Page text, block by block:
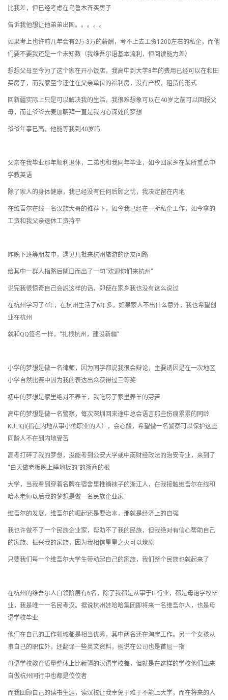
比我差，但已经考虑在乌鲁木齐买房子
告诉我他想让他弟弟出国。。。。。
如果考上也许前几年会有2万-3万的薪酬，考不上去工资1200左右的私企，而他
们要不要我还是一个未知数（我维吾尔语基本流利，但阅读能力差）
想想父母至今为了这个家在开小饭店，我高中到大学8年的费用已经可以在和田
买房子，而我家至今还住在父亲单位的福利房，没有产权，租赁的形式
回新疆实际上只是可以解决我的生活，我很难想象可以在40岁之前可以回报父
母，而让爷爷去麦加朝拜一直是我内心深处的梦想
爷爷年事已高，他能等我到40岁吗
父亲在我毕业那年顺利退休，二弟也和我同年毕业，如今回家乡在某所重点中
学教英语
除了家人的身体健康，我已经没有任何后顾之忧，我决定留在内地
在维吾尔在线一名汉族大哥的推荐下，如今我已经在一所私企工作，如今拿的
工资和我父亲退休工资持平
昨晚下班等朋友中，遇见几批来杭州旅游的朋友问路
给其中一群人指路后随口而出了一句“欢迎你们来杭州”
说完我很惊奇自己会説这样的话，即使在家乡我也没有这么说过
在杭州学习了4年，在杭州生活了6年多，如果家人不出什么意外，我也希望创
业在杭州
就和QQ签名一样，“扎根杭州，建设新疆”
小学的梦想是做一名律师，因为同学都说我很会辩论，主要诱因是在一次地区
小学自然比赛中因为我的表达出众获得过三等奖
初中的梦想是家里绝对不养羊，我吃尽了家里养羊的劳苦
高中的梦想是做一名警察，每次深圳回来途中总会语言那些伤痕累累的同龄
KULIQI(指在内地从事小偷职业的人），会心酸，希望做一名警察可以保护这些
同龄人不在到内地受苦
高考打碎了我的梦想，没能考到公安大学或中南财经政法的治安专业，来到了
“白天做老板晚上睡地板的”的浙商的根
大学，当我看到穿着名牌在宿舍里推销袜子的浙江人，在我接触维吾尔在线和
哈木老师以后我的梦想是做一名民族企业家
维吾尔的发展，维吾尔的崛起还是要治本，那就是经济上的自强
我也许做不了一个民族企业家，帮助不了我的民族，但我绝对有信心帮助自己
的家族、振兴我的家族，因为我相信星星之火可以燎原
只要我们每一个维吾尔大学生带动起自己的家族，我们整个民族也就起来了
在杭州的维吾尔人白领阶层有6名，除了我都是从事于IT行业，都是母语学校毕
业，我是唯一一名民考汉。据说杭州娃哈哈集团即将来一名维吾尔人，也是母
语学校毕业
他们在自己的工作领域都是相当优秀，其中两名还在淘宝工作。另一个女孩从
事自己的职位外，还翻译一些英文资料，据说在公司也是首屈一指
母语学校教育质量整体上比新疆的汉语学校差，但就是在这样的学校他们出来
自傲杭州同行中也都是佼佼者
而我回顾自己的读书生涯，读汉校让我幸免于难于不能上大学，而在将来的人